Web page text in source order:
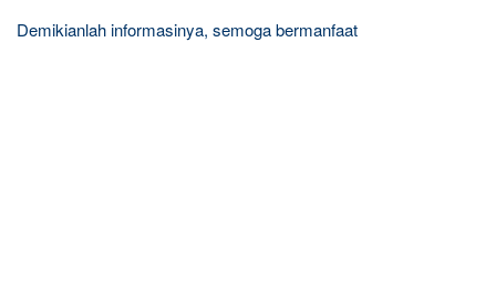
Demikianlah informasinya, semoga bermanfaat